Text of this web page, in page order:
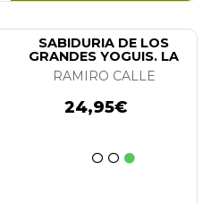
SABIDURIA DE LOS
GRANDES YOGUIS. LA
RAMIRO CALLE
24,95€